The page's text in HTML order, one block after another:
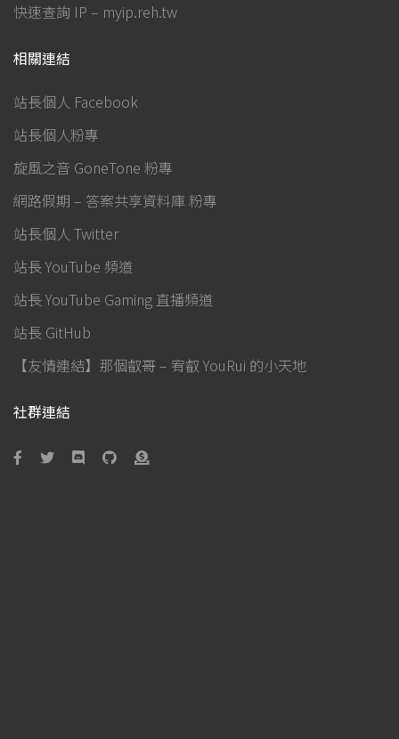
快速查詢 IP – myip.reh.tw
相關連結
站長個人 Facebook
站長個人粉專
旋風之音 GoneTone 粉專
網路假期 – 答案共享資料庫 粉專
站長個人 Twitter
站長 YouTube 頻道
站長 YouTube Gaming 直播頻道
站長 GitHub
【友情連結】那個叡哥 – 宥叡 YouRui 的小天地
社群連結